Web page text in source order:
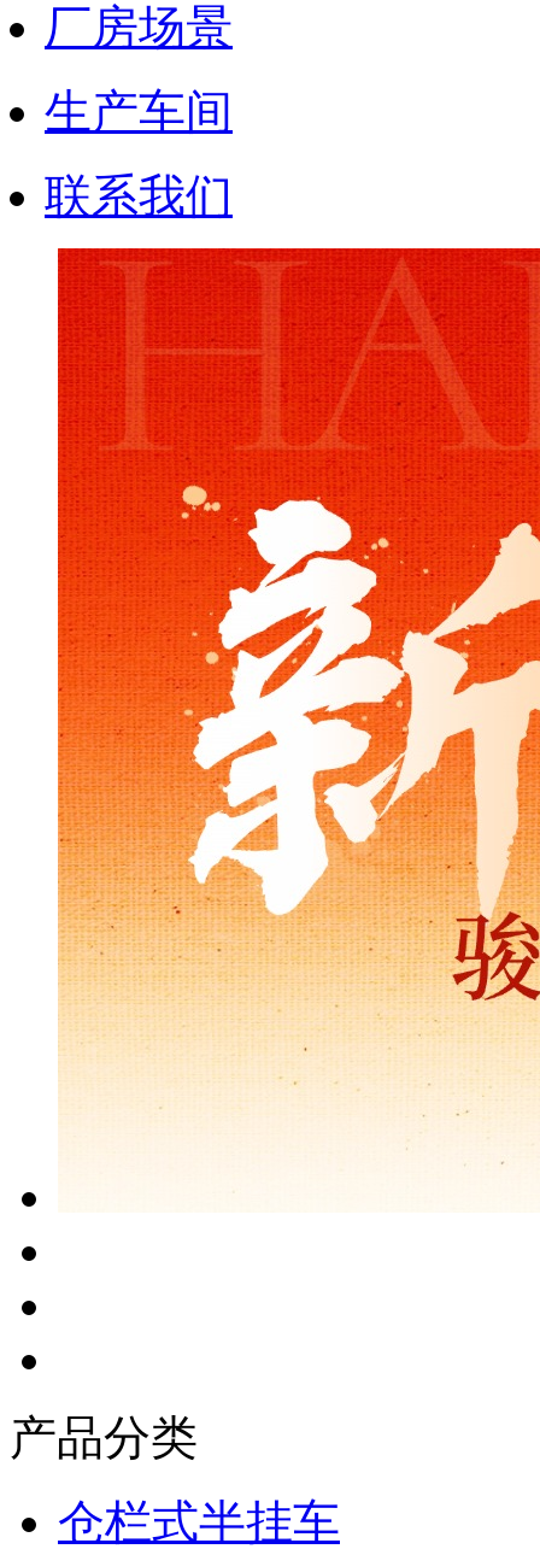
厂房场景
生产车间
联系我们
产品分类
仓栏式半挂车